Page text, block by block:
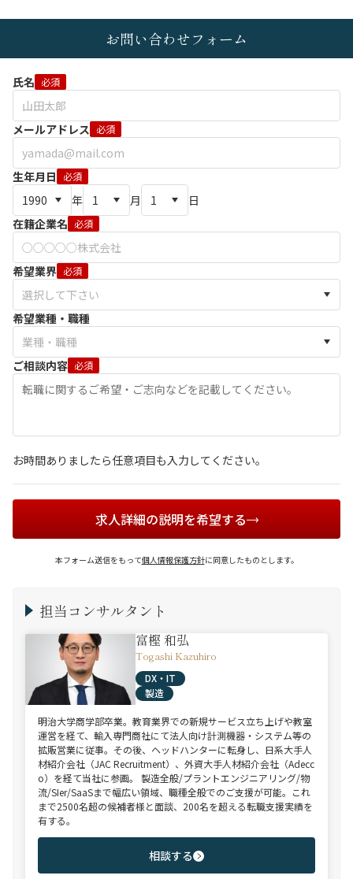
お問い合わせフォーム
氏名 必須
メールアドレス 必須
生年月日 必須
年 月
日
在籍企業名 必須
希望業界 必須
希望業種・職種
ご相談内容 必須
お時間ありましたら任意項目も入力してください。
求人詳細の説明を希望する
本フォーム送信をもって個人情報保護方針に同意したものとします。
担当コンサルタント
富樫 和弘
Togashi Kazuhiro
DX・IT
製造
明治大学商学部卒業。教育業界での新規サービス立ち上げや教室
運営を経て、輸入専門商社にて法人向け計測機器・システム等の
拡販営業に従事。その後、ヘッドハンターに転身し、日系大手人
材紹介会社（JAC Recruitment）、外資大手人材紹介会社（Adecc
o）を経て当社に参画。 製造全般/プラントエンジニアリング/物
流/SIer/SaaSまで幅広い領域、職種全般でのご支援が可能。これ
まで2500名超の候補者様と面談、200名を超える転職支援実績を
有する。
相談する